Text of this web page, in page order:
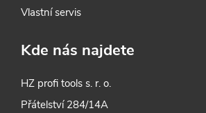
Vlastní servis
Kde nás najdete
HZ profi tools s. r. o.
Přátelství 284/14A